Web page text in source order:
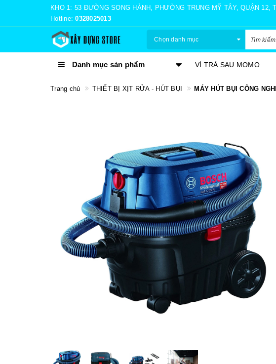
KHO 1: 53 ĐƯỜNG SONG HÀNH, PHƯỜNG TRUNG MỸ TÂY, QUẬN
Hotline:0328025013
Chọn danh mục
Danh mục sản phẩm
TRẢ GÓP 0% VÍ TRẢ SAU MOMO
Trang chủ THIẾT BỊ XỊT RỬA - HÚT BỤI MÁY HÚT BỤI CÔNG